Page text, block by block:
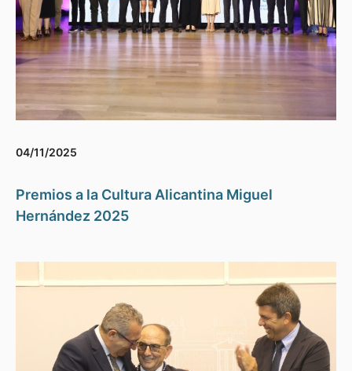
04/11/2025
Premios a la Cultura Alicantina Miguel
Hernández 2025